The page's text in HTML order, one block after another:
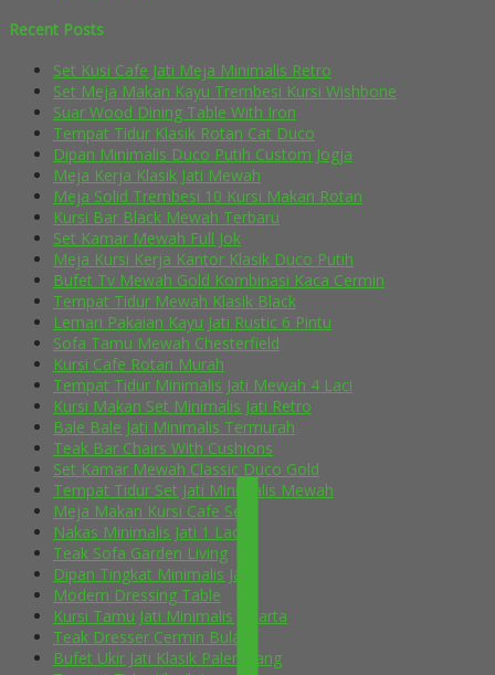
Recent Posts
Set Kusi Cafe Jati Meja Minimalis Retro
Set Meja Makan Kayu Trembesi Kursi Wishbone
Suar Wood Dining Table With Iron
Tempat Tidur Klasik Rotan Cat Duco
Dipan Minimalis Duco Putih Custom Jogja
Meja Kerja Klasik Jati Mewah
Meja Solid Trembesi 10 Kursi Makan Rotan
Kursi Bar Black Mewah Terbaru
Set Kamar Mewah Full Jok
Meja Kursi Kerja Kantor Klasik Duco Putih
Bufet Tv Mewah Gold Kombinasi Kaca Cermin
Tempat Tidur Mewah Klasik Black
Lemari Pakaian Kayu Jati Rustic 6 Pintu
Sofa Tamu Mewah Chesterfield
Kursi Cafe Rotan Murah
Tempat Tidur Minimalis Jati Mewah 4 Laci
Kursi Makan Set Minimalis Jati Retro
Bale Bale Jati Minimalis Termurah
Teak Bar Chairs With Cushions
Set Kamar Mewah Classic Duco Gold
Tempat Tidur Set Jati Minimalis Mewah
Meja Makan Kursi Cafe Selly
Nakas Minimalis Jati 1 Laci
Teak Sofa Garden Living
Dipan Tingkat Minimalis Jati
Modern Dressing Table
Kursi Tamu Jati Minimalis Jakarta
Teak Dresser Cermin Bulat
Bufet Ukir Jati Klasik Palembang